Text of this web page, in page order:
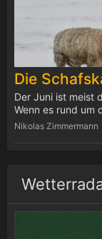
Die
Nikolas Zimmermann |
Der Juni ist meist
Wenn es rund um